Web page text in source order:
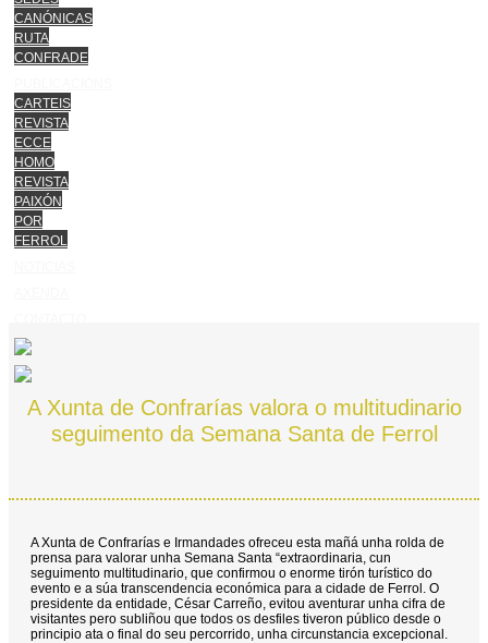
CANÓNICAS
RUTA
CONFRADE
CARTEIS
REVISTA
ECCE
HOMO
REVISTA
PAIXÓN
POR
FERROL
A Xunta de Confrarías valora o multitudinario
seguimento da Semana Santa de Ferrol
A Xunta de Confrarías e Irmandades ofreceu esta mañá unha rolda de
prensa para valorar unha Semana Santa “extraordinaria, cun
seguimento multitudinario, que confirmou o enorme tirón turístico do
evento e a súa transcendencia económica para a cidade de Ferrol. O
presidente da entidade, César Carreño, evitou aventurar unha cifra de
visitantes pero subliñou que todos os desfiles tiveron público desde o
principio ata o final do seu percorrido, unha circunstancia excepcional.